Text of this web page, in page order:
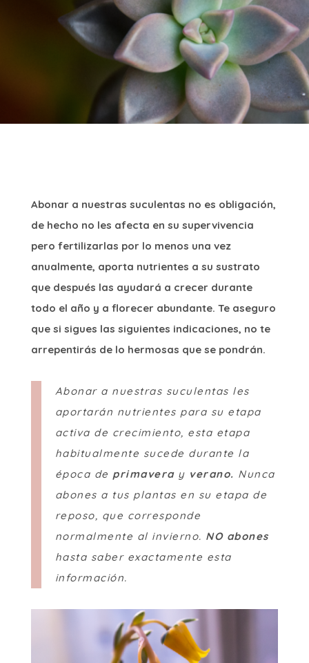
Abonar a nuestras suculentas no es obligación,
de hecho no les afecta en su supervivencia
pero fertilizarlas por lo menos una vez
anualmente, aporta nutrientes a su sustrato
que después las ayudará a crecer durante
todo el año y a florecer abundante. Te aseguro
que si sigues las siguientes indicaciones, no te
arrepentirás de lo hermosas que se pondrán.
Abonar a nuestras suculentas les
aportarán nutrientes para su etapa
activa de crecimiento, esta etapa
habitualmente sucede durante la
época de primaveray verano. Nunca
abones a tus plantas en su etapa de
reposo, que corresponde
normalmente al invierno. NO abones
hasta saber exactamente esta
información.